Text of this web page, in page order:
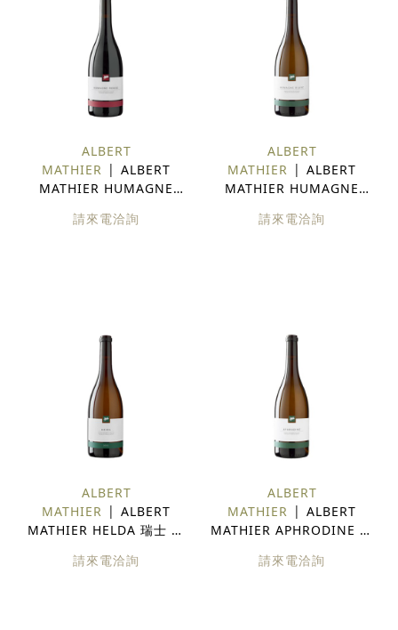
ALBERT
MATHIER
ALBERT
MATHIER HUMAGNE
請來電洽詢
ALBERT
MATHIER
ALBERT
MATHIER HUMAGNE
請來電洽詢
ALBERT
MATHIER
ALBERT
MATHIER HELDA 瑞士 白
請來電洽詢
ALBERT
MATHIER
ALBERT
MATHIER APHRODINE 瑞
請來電洽詢